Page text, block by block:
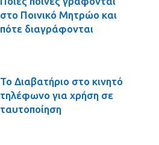
στο Ποινικό Μητρώο και
πότε διαγράφονται
Το Διαβατήριο στο κινητό
τηλέφωνο για χρήση σε
ταυτοποίηση